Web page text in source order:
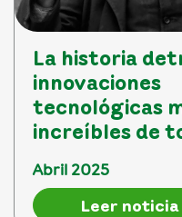
La historia
innovaciones
tecnológicas
increíbles de
Abril 2025
Leer noticia